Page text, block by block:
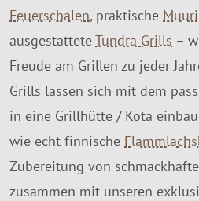
Feuerschalen, praktische
ausgestatteteTundra Grills –
Freude am Grillen zu jeder
Grills lassen sich mit dem
in eine Grillhütte / Kota
wie echt finnische
Zubereitung von
zusammen mit unseren